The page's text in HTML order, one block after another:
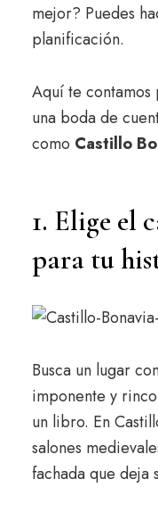
mejor? Puedes
planificación.
Aquí te
una boda de
como Castillo
1. Elige el
para tu
Busca un lugar
imponente y
un libro. En
salones
fachada que deja